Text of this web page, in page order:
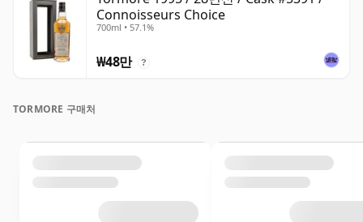
Connoisseurs Choice
700ml • 57.1%
₩48만 ?
TORMORE 구매처